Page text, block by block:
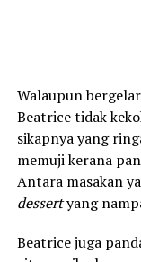
Walaupun
Beatrice tidak
sikapnya yang
memuji kerana
Antara masakan
dessertyang
Beatrice juga